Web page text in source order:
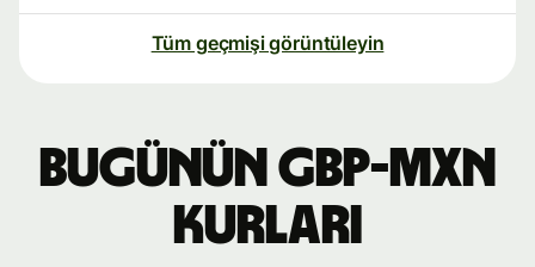
Tüm geçmişi görüntüleyin
Bugünün GBP-MXN
kurları